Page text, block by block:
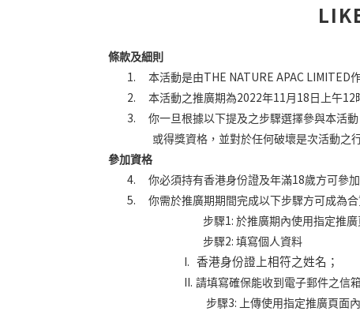
條款及細則
1. 本活動是由THE NATURE APAC LIMITED
2. 本活動之推廣期為2022年11月 18 日上午12
3.
你一旦根據以下提及之步驟選擇參與本活
或得獎資格，並對於任何破壞是次活動之
參加資格
4. 你必須持有香港身份證及年滿18歲方可參
5. 你需於推廣期期間完成以下步驟方可成為
步驟1: 於推廣期內使用指定推
步驟2: 填寫個人資料
I. 香港身份證上相符之姓名；
II. 請填寫確保能收到電子郵件之信
步驟3: 上傳使用指定推廣頁面